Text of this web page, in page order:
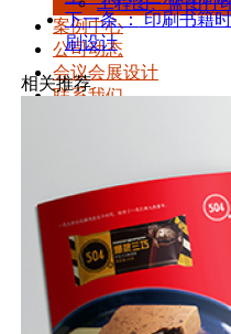
案例中心
公司动态
会议会展设计
联系我们
下一条 ：印刷书籍
刷设计
相关推荐